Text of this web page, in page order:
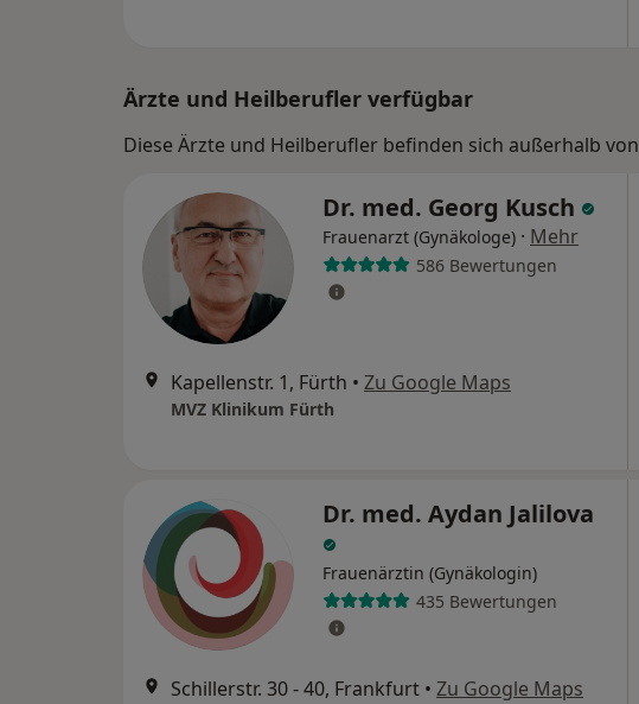
Ärzte und Heilberufler verfügbar
Diese Ärzte und Heilberufler befinden sich außerhalb
Dr. med. Georg Kusch
Frauenarzt (Gynäkologe) · Mehr
586 Bewertungen
Kapellenstr. 1, Fürth • Zu Google Maps
MVZ Klinikum Fürth
Dr. med. Aydan Jalilova
Frauenärztin (Gynäkologin)
435 Bewertungen
Schillerstr. 30 - 40, Frankfurt • Zu Google Maps